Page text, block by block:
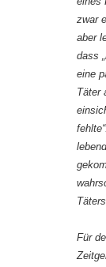
zwar
aber
dass
eine
Täter
Für